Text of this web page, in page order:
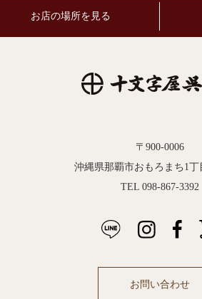
お店の場所を見る
〒900-0006
沖縄県那覇市おもろまち1丁
TEL 098-867-3392
お問い合わせ